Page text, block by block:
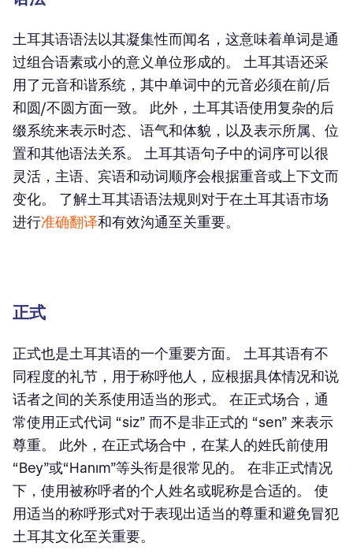
土耳其语语法以其凝集性而闻名，这意味着单词是通
过组合语素或小的意义单位形成的。 土耳其语还采
用了元音和谐系统，其中单词中的元音必须在前/后
和圆/不圆方面一致。 此外，土耳其语使用复杂的后
缀系统来表示时态、语气和体貌，以及表示所属、位
置和其他语法关系。 土耳其语句子中的词序可以很
灵活，主语、宾语和动词顺序会根据重音或上下文而
变化。 了解土耳其语语法规则对于在土耳其语市场
进行准确翻译和有效沟通至关重要。
正式
正式也是土耳其语的一个重要方面。 土耳其语有不
同程度的礼节，用于称呼他人，应根据具体情况和说
话者之间的关系使用适当的形式。 在正式场合，通
常使用正式代词 “siz” 而不是非正式的 “sen” 来表示
尊重。 此外，在正式场合中，在某人的姓氏前使用
“Bey”或“Hanım”等头衔是很常见的。 在非正式情况
下，使用被称呼者的个人姓名或昵称是合适的。 使
用适当的称呼形式对于表现出适当的尊重和避免冒犯
土耳其文化至关重要。